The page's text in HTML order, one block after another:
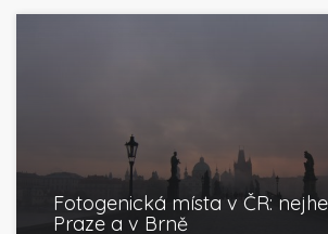
Fotogenická místa v ČR:
Praze a v Brně